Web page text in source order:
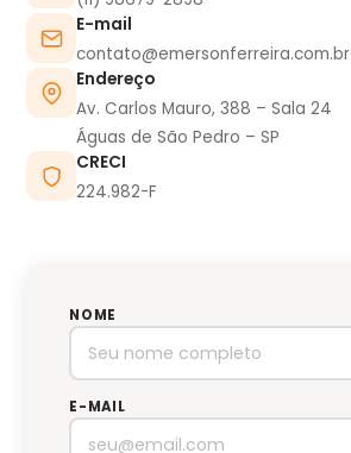
E-mail
contato@emersonferreira.com.br
Endereço
Av. Carlos Mauro, 388 – Sala 24
Águas de São Pedro – SP
CRECI
224.982-F
NOME
E-MAIL